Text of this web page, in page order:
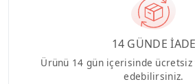
14 GÜNDE İADE
Ürünü 14 gün içerisinde ücretsiz
edebilirsiniz.